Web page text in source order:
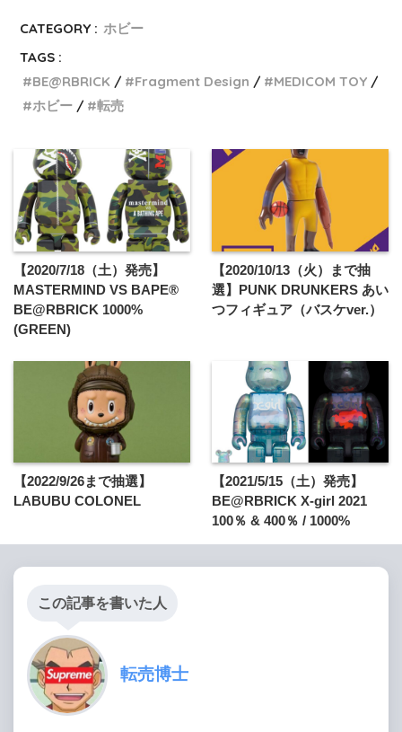
CATEGORY : ホビー
TAGS :
BE@RBRICK
Fragment Design
MEDICOM TOY
ホビー
転売
【2020/7/18（土）発売】
MASTERMIND VS BAPE®️
BE@RBRICK 1000%
(GREEN)
【2020/10/13（火）まで抽
選】PUNK DRUNKERS あい
つフィギュア（バスケver.）
【2022/9/26まで抽選】
LABUBU COLONEL
【2021/5/15（土）発売】
BE@RBRICK X-girl 2021
100％ & 400％ / 1000%
この記事を書いた人
転売博士